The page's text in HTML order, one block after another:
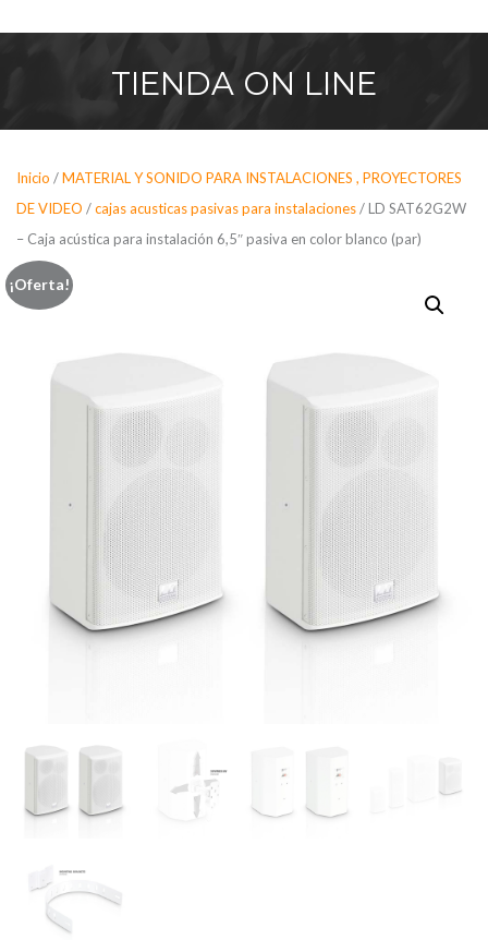
TIENDA ON LINE
Inicio /MATERIAL Y SONIDO PARA INSTALACIONES , PROYECTORES
DE VIDEO /cajas acusticas pasivas para instalaciones/ LD SAT62G2W
– Caja acústica para instalación 6,5″ pasiva en color blanco (par)
¡Oferta!